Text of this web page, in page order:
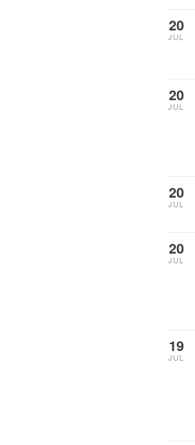
20
JUL
20
JUL
20
JUL
20
JUL
19
JUL